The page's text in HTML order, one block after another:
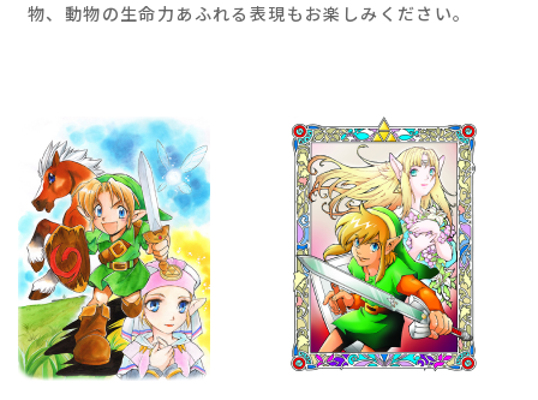
物、動物の生命力あふれる表現もお楽しみください。